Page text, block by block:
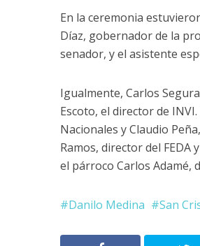
En la ceremonia
Díaz, gobernador de la
senador, y el asistente
Igualmente, Carlos
Escoto, el director de
Nacionales y Claudio
Ramos, director del FEDA
el párroco Carlos Adamé,
Danilo Medina San